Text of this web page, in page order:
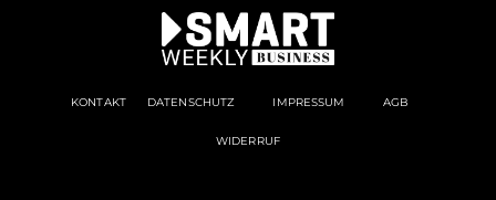
KONTAKT DATENSCHUTZ IMPRESSUM AGB
WIDERRUF